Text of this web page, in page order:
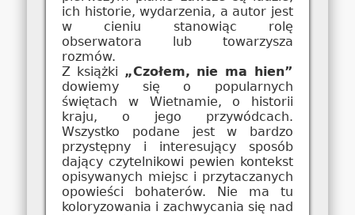
ich historie, wydarzenia, a autor jest
w cieniu stanowiąc rolę
obserwatora lub towarzysza
rozmów.
Z książki „Czołem, nie ma hien”
dowiemy się o popularnych
świętach w Wietnamie, o historii
kraju, o jego przywódcach.
Wszystko podane jest w bardzo
przystępny i interesujący sposób
dający czytelnikowi pewien kontekst
opisywanych miejsc i przytaczanych
opowieści bohaterów. Nie ma tu
koloryzowania i zachwycania się nad